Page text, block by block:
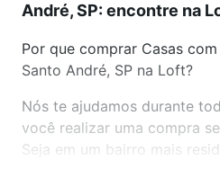
André, SP: encontre na
Por que comprar Casas
Santo André, SP na Loft?
Nós te ajudamos durante
você realizar uma compra
Seja em um bairro mais